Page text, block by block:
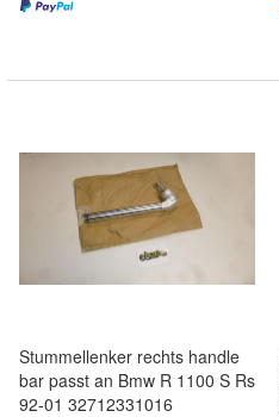
Stummellenker rechts handle
bar passt an Bmw R 1100 S Rs
92-01 32712331016